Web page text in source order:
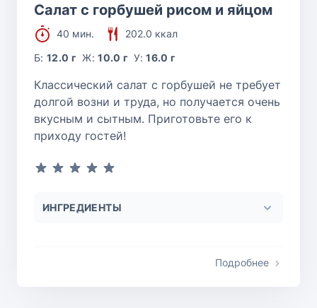
Салат с горбушей рисом и яйцом
40 мин.
202.0 ккал
Б:12.0 г Ж:10.0 г У:16.0 г
Классический салат с горбушей не требует
долгой возни и труда, но получается очень
вкусным и сытным. Приготовьте его к
приходу гостей!
ИНГРЕДИЕНТЫ
Подробнее